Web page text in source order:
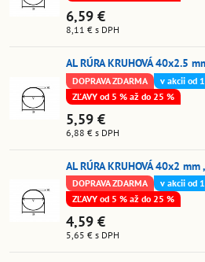
6,59 €
8,11 € s DPH
AL RÚRA KRUHOVÁ 40x2.5
DOPRAVA ZDARMA
v akcii od
ZĽAVY od 5 % až do 25 %
5,59 €
6,88 € s DPH
AL RÚRA KRUHOVÁ 40x2
DOPRAVA ZDARMA
v akcii od
ZĽAVY od 5 % až do 25 %
4,59 €
5,65 € s DPH